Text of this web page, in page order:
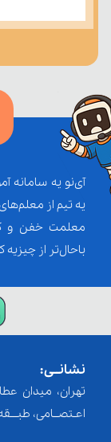
آی‌نو یه سامانه
یه تیم از
معلمت خفن و
باحال‌تر از
نشانــی:
اعـتصــامی، طبـــقه